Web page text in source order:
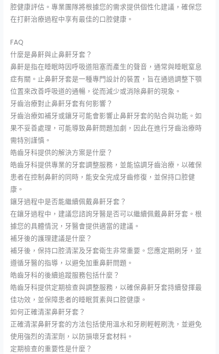
腔健康評估。專業團隊將根據您的需求提供個性化建議，確保您
在打鼾治療過程中享有最佳的口腔健康。
FAQ
什麼是鼻鼾與止鼻鼾牙套？
鼻鼾是指在睡眠時因呼吸道阻塞而產生的聲音，通常與睡眠窒息
症有關。止鼻鼾牙套是一種專門設計的裝置，旨在通過調整下顎
位置來改善呼吸道的通暢，從而減少或消除鼻鼾的現象。
牙齒治療對止鼻鼾牙套有何影響？
牙齒治療如補牙或鑲牙可能會影響止鼻鼾牙套的貼合與功能。如
果不妥善處理，可能導致鼻鼾問題加劇，因此在進行牙齒治療時
需特別謹慎。
皓齒牙科提供的解決方案是什麼？
皓齒牙科提供專業的牙套調整服務，並能協調牙齒治療，以確保
患者在控制鼻鼾的同時，能安全完成牙齒修復，並保持口腔健
康。
鑲牙過程中是否能繼續佩戴鼻鼾牙套？
在鑲牙過程中，建議您諮詢牙醫是否可以繼續佩戴鼻鼾牙套。根
據您的具體情況，牙醫會提供適當的建議。
補牙後的護理建議是什麼？
補牙後，保持口腔清潔及牙套衛生非常重要。您應定期刷牙，並
遵循牙醫的指導，以避免加重鼻鼾問題。
皓齒牙科的後續追蹤服務包括什麼？
皓齒牙科提供定期檢查與調整服務，以確保鼻鼾牙套持續發揮最
佳功效，並保障患者的睡眠質素與口腔健康。
如何正確清潔鼻鼾牙套？
正確清潔鼻鼾牙套的方法包括使用溫水和牙刷輕輕刷洗，並避免
使用強烈的清潔劑，以防損壞牙套材料。
定期檢查的重要性是什麼？